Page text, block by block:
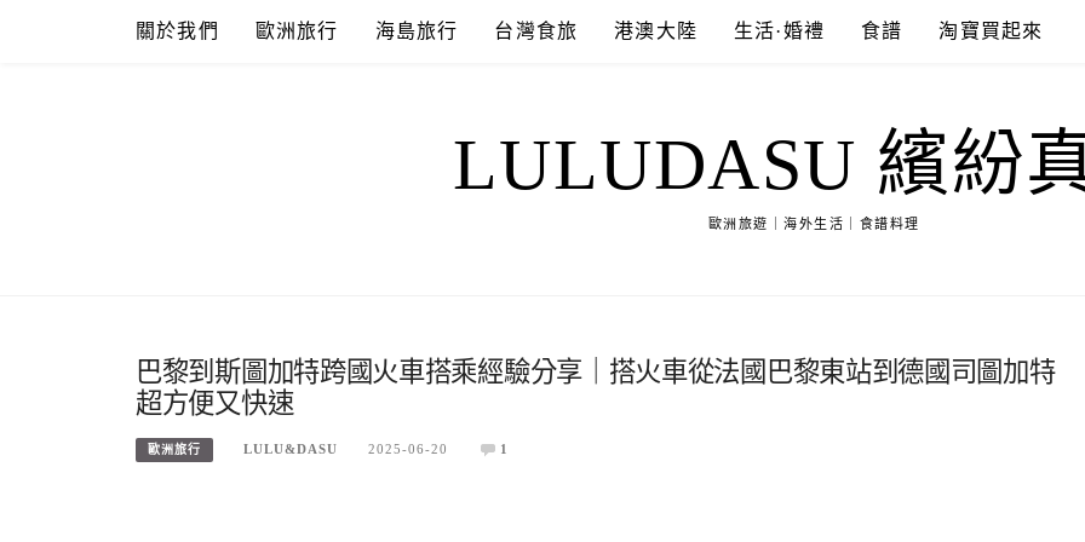
關於我們 歐洲旅行 海島旅行 台灣食旅 港澳大陸 生活·婚禮 食譜 淘寶買起來
LULUDASU 繽紛
歐洲旅遊｜海外生活｜食譜料理
巴黎到斯圖加特跨國火車搭乘經驗分享｜搭火車從法國巴黎東站到德國司圖加特
超方便又快速
歐洲旅行 LULU&DASU 2025-06-20 1